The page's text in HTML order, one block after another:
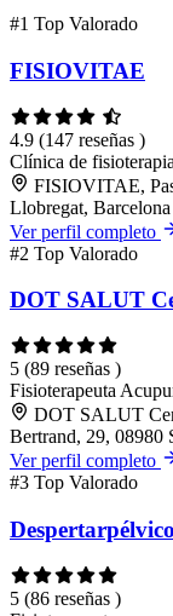
#1 Top Valorado
FISIOVITAE
4.9 (147 reseñas )
Clínica de fisioterapia
FISIOVITAE,
Llobregat, Barcelona
Ver perfil completo
#2 Top Valorado
DOT SALUT
5 (89 reseñas )
Fisioterapeuta
DOT SALUT
Bertrand, 29, 08980
Ver perfil completo
#3 Top Valorado
5 (86 reseñas )